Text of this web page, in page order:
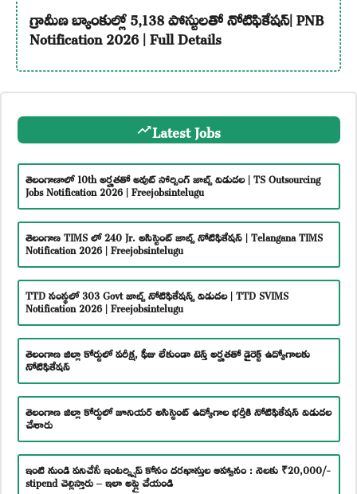
గ్రామీణ బ్యాంకుల్లో 5,138 పోస్టులతో నోటిఫికేషన్| PNB
Notification 2026 | Full Details
Latest Jobs
తెలంగాణాలో 10th అర్హతతో అవుట్ సోర్సింగ్ జాబ్స్ విడుదల | TS Outsourcing
Jobs Notification 2026 | Freejobsintelugu
తెలంగాణ TIMS లో 240 Jr. అసిస్టెంట్ జాబ్స్ నోటిఫికేషన్ | Telangana TIMS
Notification 2026 | Freejobsintelugu
TTD సంస్థలో 303 Govt జాబ్స్ నోటిఫికేషన్స్ విడుదల | TTD SVIMS
Notification 2026 | Freejobsintelugu
తెలంగాణ జిల్లా కోర్టులో పరీక్ష, ఫీజు లేకుండా టెన్త్ అర్హతతో డైరెక్ట్ ఉద్యోగాలకు
నోటిఫికేషన్
తెలంగాణ జిల్లా కోర్టులో జూనియర్ అసిస్టెంట్ ఉద్యోగాల భర్తీకి నోటిఫికేషన్ విడుదల
చేశారు
ఇంటి నుండి పనిచేసే ఇంటర్న్షిప్ కోసం దరఖాస్తుల ఆహ్వానం : నెలకు ₹20,000/-
stipend చెల్లిస్తారు – ఇలా అప్లై చేయండి